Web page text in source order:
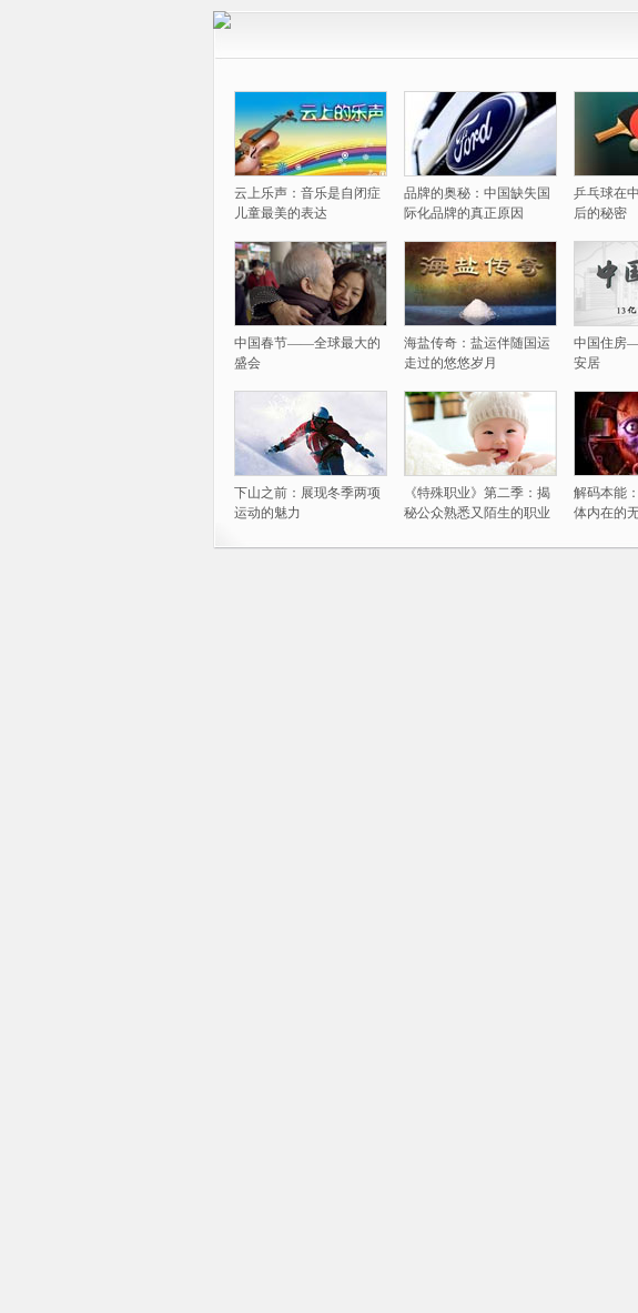
云上乐声：音乐是自闭症
儿童最美的表达
品牌的奥秘：中国缺失国
际化品牌的真正原因
乒乓球在
后的秘密
中国春节——全球最大的
盛会
海盐传奇：盐运伴随国运
走过的悠悠岁月
中国住房
安居
下山之前：展现冬季两项
运动的魅力
《特殊职业》第二季：揭
秘公众熟悉又陌生的职业
解码本能
体内在的